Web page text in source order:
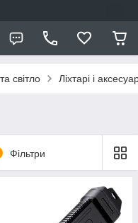
світло Ліхтарі і
Фільтри